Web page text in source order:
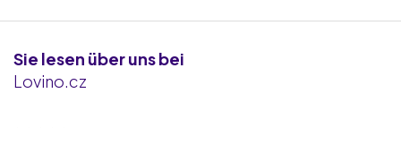
C-Date
Sie lesen über uns bei
Lovino.cz